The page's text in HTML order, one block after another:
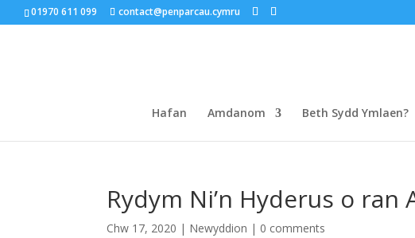
01970 611 099 contact@penparcau.cymru
Hafan Amdanom Beth Sydd Ymlaen?
Rydym Ni’n Hyderus o ran
Chw 17, 2020 | Newyddion | 0 comments